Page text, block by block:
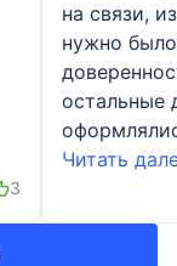
3
на связи,
нужно
остальные
Читать